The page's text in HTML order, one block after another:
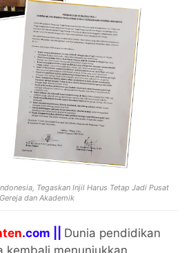
Tegaskan Injil Harus Tetap Jadi Pusat
Gereja dan Akademik
.com || Dunia pendidikan
kembali menunjukkan